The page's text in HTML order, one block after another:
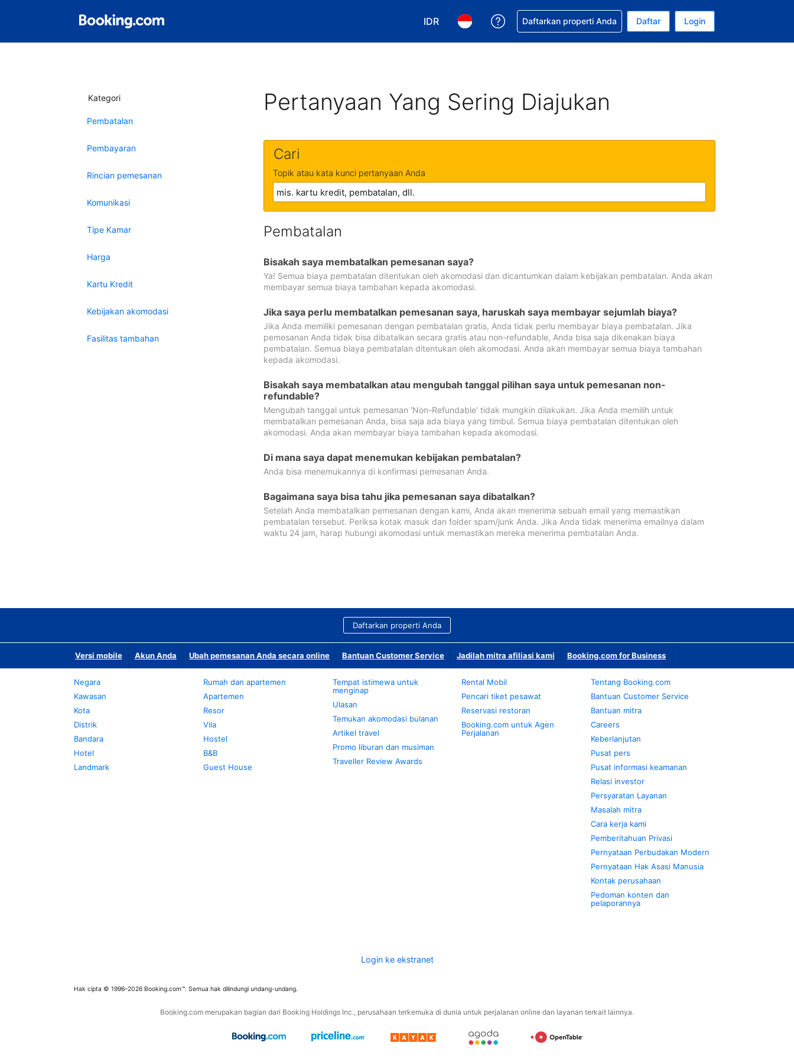
IDR
Pilih mata uang Anda. Mata uang Anda saat ini adalah Rupiah Indonesia
Pilih bahasa Anda. Bahasa Anda saat ini adalah Bahasa Indonesia
Dapatkan bantuan untuk pemesanan Anda
Daftarkan properti Anda Daftar Login
Kategori
Pembatalan
Pembayaran
Rincian pemesanan
Komunikasi
Tipe Kamar
Harga
Kartu Kredit
Kebijakan akomodasi
Fasilitas tambahan
Pertanyaan Yang Sering Diajukan
Cari
Topik atau kata kunci pertanyaan Anda
Pembatalan
Bisakah saya membatalkan pemesanan saya?
Ya! Semua biaya pembatalan ditentukan oleh akomodasi dan dicantumkan dalam kebijakan pembatalan. Anda akan
membayar semua biaya tambahan kepada akomodasi.
Jika saya perlu membatalkan pemesanan saya, haruskah saya membayar sejumlah biaya?
Jika Anda memiliki pemesanan dengan pembatalan gratis, Anda tidak perlu membayar biaya pembatalan. Jika
pemesanan Anda tidak bisa dibatalkan secara gratis atau non-refundable, Anda bisa saja dikenakan biaya
pembatalan. Semua biaya pembatalan ditentukan oleh akomodasi. Anda akan membayar semua biaya tambahan
kepada akomodasi.
Bisakah saya membatalkan atau mengubah tanggal pilihan saya untuk pemesanan non-
refundable?
Mengubah tanggal untuk pemesanan 'Non-Refundable' tidak mungkin dilakukan. Jika Anda memilih untuk
membatalkan pemesanan Anda, bisa saja ada biaya yang timbul. Semua biaya pembatalan ditentukan oleh
akomodasi. Anda akan membayar biaya tambahan kepada akomodasi.
Di mana saya dapat menemukan kebijakan pembatalan?
Anda bisa menemukannya di konfirmasi pemesanan Anda.
Bagaimana saya bisa tahu jika pemesanan saya dibatalkan?
Setelah Anda membatalkan pemesanan dengan kami, Anda akan menerima sebuah email yang memastikan
pembatalan tersebut. Periksa kotak masuk dan folder spam/junk Anda. Jika Anda tidak menerima emailnya dalam
waktu 24 jam, harap hubungi akomodasi untuk memastikan mereka menerima pembatalan Anda.
Daftarkan properti Anda
Versi mobile Akun Anda Ubah pemesanan Anda secara online Bantuan Customer Service Jadilah mitra afiliasi kami Booking.com for Business
Negara
Kawasan
Kota
Distrik
Bandara
Hotel
Landmark
Rumah dan apartemen
Apartemen
Resor
Vila
Hostel
B&B
Guest House
Tempat istimewa untuk
menginap
Ulasan
Temukan akomodasi bulanan
Artikel travel
Promo liburan dan musiman
Traveller Review Awards
Rental Mobil
Pencari tiket pesawat
Reservasi restoran
Booking.com untuk Agen
Perjalanan
Tentang Booking.com
Bantuan Customer Service
Bantuan mitra
Careers
Keberlanjutan
Pusat pers
Pusat informasi keamanan
Relasi investor
Persyaratan Layanan
Masalah mitra
Cara kerja kami
Pemberitahuan Privasi
Pernyataan Perbudakan Modern
Pernyataan Hak Asasi Manusia
Kontak perusahaan
Pedoman konten dan
pelaporannya
Login ke ekstranet
Hak cipta © 1996–2026 Booking.com™. Semua hak dilindungi undang-undang.
Booking.com merupakan bagian dari Booking Holdings Inc., perusahaan terkemuka di dunia untuk perjalanan online dan layanan terkait lainnya.